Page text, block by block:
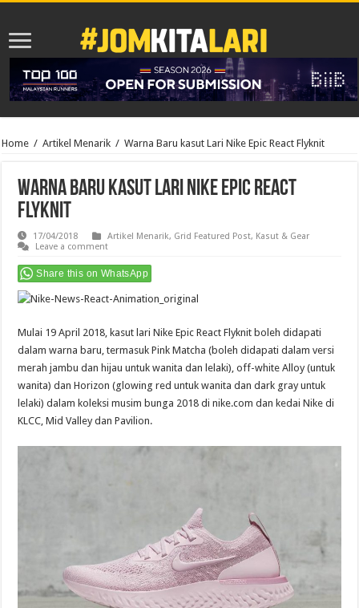
Home / Artikel Menarik / Warna Baru kasut Lari Nike Epic React Flyknit
Warna Baru kasut Lari Nike Epic React
Flyknit
17/04/2018 Artikel Menarik, Grid Featured Post, Kasut & Gear
Leave a comment
Share this on WhatsApp
Mulai 19 April 2018, kasut lari Nike Epic React Flyknit boleh didapati
dalam warna baru, termasuk Pink Matcha (boleh didapati dalam versi
merah jambu dan hijau untuk wanita dan lelaki), off-white Alloy (untuk
wanita) dan Horizon (glowing red untuk wanita dan dark gray untuk
lelaki) dalam koleksi musim bunga 2018 dinike.com dan kedai Nike di
KLCC, Mid Valley dan Pavilion.